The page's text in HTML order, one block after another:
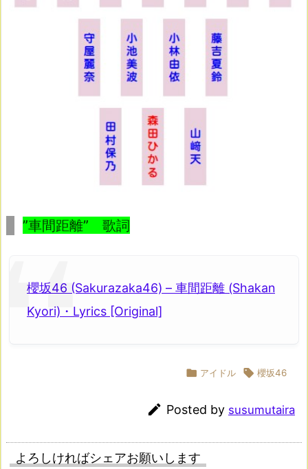
”車間距離” 歌詞
櫻坂46 (Sakurazaka46) – 車間距離 (Shakan
Kyori)・Lyrics [Original]
 アイドル  櫻坂46
 Posted by susumutaira
よろしければシェアお願いします